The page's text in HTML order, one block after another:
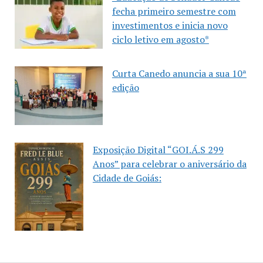
fecha primeiro semestre com
investimentos e inicia novo
ciclo letivo em agosto*
Curta Canedo anuncia a sua 10ª
edição
Exposição Digital “GOI.Á.S 299
Anos” para celebrar o aniversário da
Cidade de Goiás: